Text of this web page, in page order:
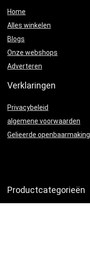
Home
Alles winkelen
Blogs
Onze webshops
Adverteren
Verklaringen
Privacybeleid
algemene voorwaarden
Gelieerde openbaarmaking
Productcategorieën